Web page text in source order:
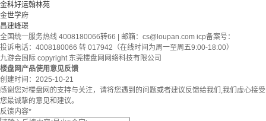
金科好运翰林苑
金世学府
昌建峰璟
全国统一服务热线 4008180066转66 | 邮箱： cs@loupan.com icp备案号：
投诉电话：4008180066 转 017942（在线时间为周一至周五9:00-18:00）
九游会国际 copyright 东莞楼盘网网络科技有限公司
楼盘网产品使用意见反馈
创建时间： 2025-10-21
感谢您对楼盘网的支持与关注，请将您遇到的问题或者建议反馈给我们,我们虚心接受
您最诚挚的意见和建议。
反馈内容*